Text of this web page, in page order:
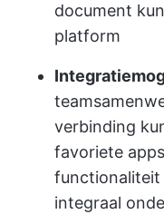
document
platform
team
verbinding
favoriete
functionaliteit
integraal